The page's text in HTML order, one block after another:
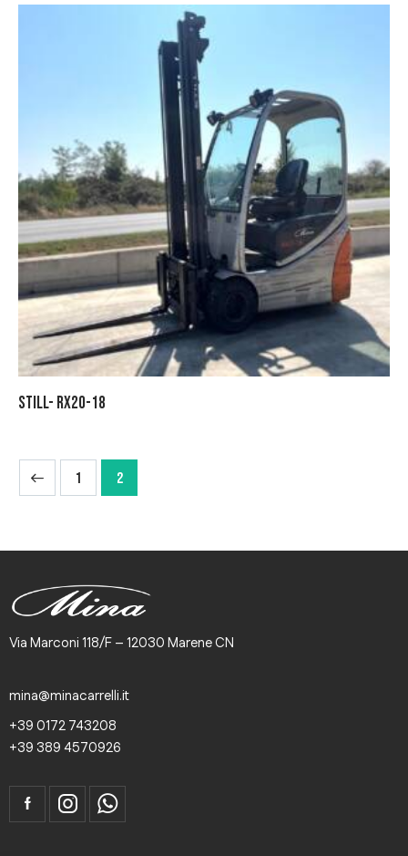
STILL- RX20-18
1 2
Via Marconi 118/F – 12030 Marene CN
mina@minacarrelli.it
+39 0172 743208
+39 389 4570926